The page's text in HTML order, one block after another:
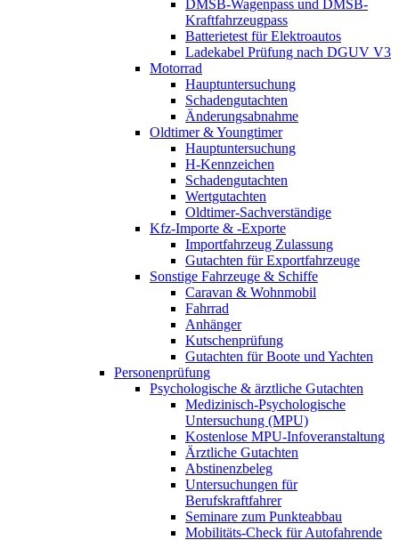
DMSB-Wagenpass und DMSB-
Kraftfahrzeugpass
Batterietest für Elektroautos
Ladekabel Prüfung nach DGUV V3
Motorrad
Hauptuntersuchung
Schadengutachten
Änderungsabnahme
Oldtimer & Youngtimer
Hauptuntersuchung
H-Kennzeichen
Schadengutachten
Wertgutachten
Oldtimer-Sachverständige
Kfz-Importe & -Exporte
Importfahrzeug Zulassung
Gutachten für Exportfahrzeuge
Sonstige Fahrzeuge & Schiffe
Caravan & Wohnmobil
Fahrrad
Anhänger
Kutschenprüfung
Gutachten für Boote und Yachten
Personenprüfung
Psychologische & ärztliche Gutachten
Medizinisch-Psychologische
Untersuchung (MPU)
Kostenlose MPU-Infoveranstaltung
Ärztliche Gutachten
Abstinenzbeleg
Untersuchungen für
Berufskraftfahrer
Seminare zum Punkteabbau
Mobilitäts-Check für Autofahrende